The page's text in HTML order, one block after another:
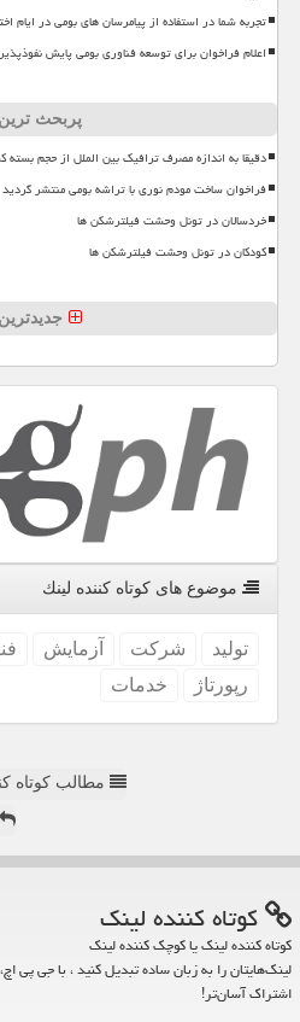
تجربه شما در استفاده از پیامرسان های بومی در ایام
اعلام فراخوان برای توسعه فناوری بومی پایش
پربحث
دقیقا به اندازه مصرف ترافیک بین الملل از حجم
فراخوان ساخت مودم نوری با تراشه بومی منتشر گردید
خردسالان در تونل وحشت فیلترشکن ها
کودکان در تونل وحشت فیلترشکن ها
موضوع های كوتاه كننده لینك
تولید شركت آزمایش
رپورتاژ
خدمات
مطالب کوتاه
كوتاه كننده لینك
کوتاه کننده لینک یا کوچک کننده لینک
لینک‌هایتان را به زبان ساده تبدیل کنید ، با جی پی
اشتراک آسان‌تر!